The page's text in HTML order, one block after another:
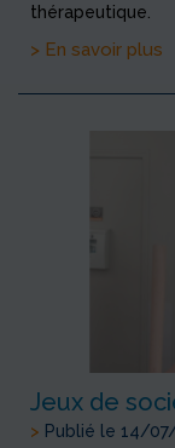
thérapeutique.
> En savoir plus
Jeux de
> Publié le 14/